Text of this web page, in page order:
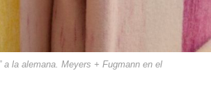
a la alemana. Meyers + Fugmann en el